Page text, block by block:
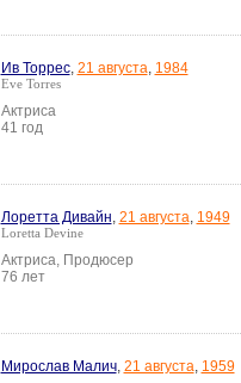
Ив Торрес, 21 августа, 1984
Eve Torres
Актриса
41 год
Лоретта Дивайн, 21 августа, 1949
Loretta Devine
Актриса, Продюсер
76 лет
Мирослав Малич, 21 августа, 1959